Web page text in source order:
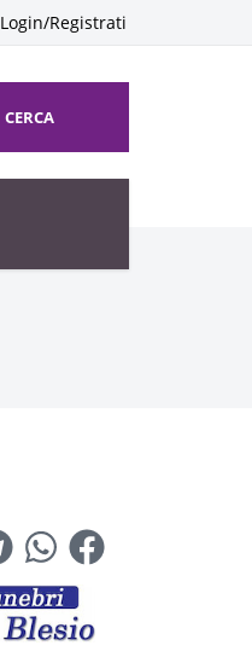
Login/Registrati
CERCA